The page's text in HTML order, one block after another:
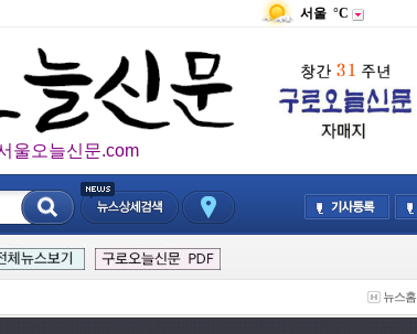
서울 °C
울오늘신문.com
뉴스홈